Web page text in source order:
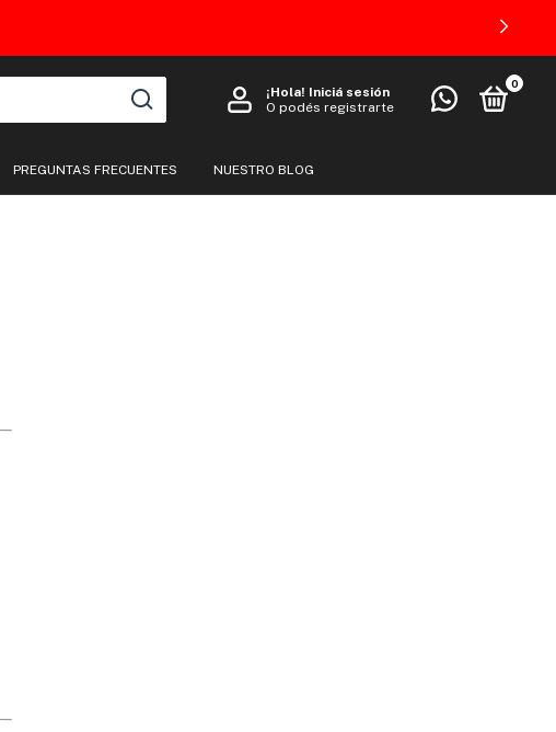
¡Hola! Iniciá sesión
O podés registrarte
0
PREGUNTAS FRECUENTES NUESTRO BLOG